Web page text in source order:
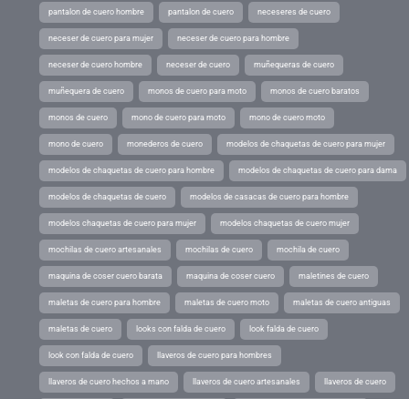
pantalon de cuero hombre pantalon de cuero neceseres de cuero
neceser de cuero para mujer neceser de cuero para hombre
neceser de cuero hombre neceser de cuero muñequeras de cuero
muñequera de cuero monos de cuero para moto monos de cuero baratos
monos de cuero mono de cuero para moto mono de cuero moto
mono de cuero monederos de cuero modelos de chaquetas de cuero para mujer
modelos de chaquetas de cuero para hombre modelos de chaquetas de cuero para dama
modelos de chaquetas de cuero modelos de casacas de cuero para hombre
modelos chaquetas de cuero para mujer modelos chaquetas de cuero mujer
mochilas de cuero artesanales mochilas de cuero mochila de cuero
maquina de coser cuero barata maquina de coser cuero maletines de cuero
maletas de cuero para hombre maletas de cuero moto maletas de cuero antiguas
maletas de cuero looks con falda de cuero look falda de cuero
look con falda de cuero llaveros de cuero para hombres
llaveros de cuero hechos a mano llaveros de cuero artesanales llaveros de cuero